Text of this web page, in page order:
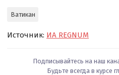
Ватикан
Источник: ИА REGNUM
Подписывайтесь на наш
Будьте всегда в курсе